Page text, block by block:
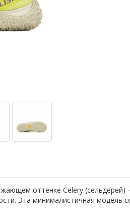
оттенке Celery
Эта минималистичная модель